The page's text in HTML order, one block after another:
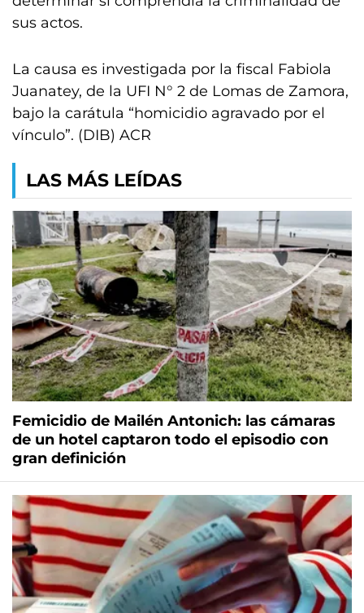
sus actos.
La causa es investigada por la fiscal Fabiola
Juanatey, de la UFI N° 2 de Lomas de Zamora,
bajo la carátula “homicidio agravado por el
vínculo”. (DIB) ACR
LAS MÁS LEÍDAS
Femicidio de Mailén Antonich: las cámaras
de un hotel captaron todo el episodio con
gran definición